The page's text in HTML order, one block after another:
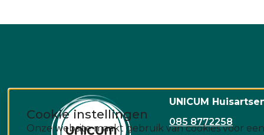
Cookie instellingen
Onze website maakt gebruik van cookies voor
UNICUM
085 8772258